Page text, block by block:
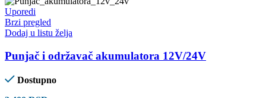
Uporedi
Brzi pregled
Dodaj u listu želja
Punjač i održavač akumulatora 12V/24V
Dostupno